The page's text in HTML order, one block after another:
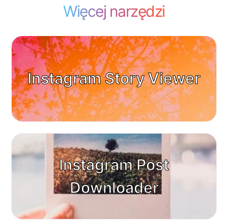
Więcej narzędzi
Instagram Story Viewer
Instagram Post
Downloader